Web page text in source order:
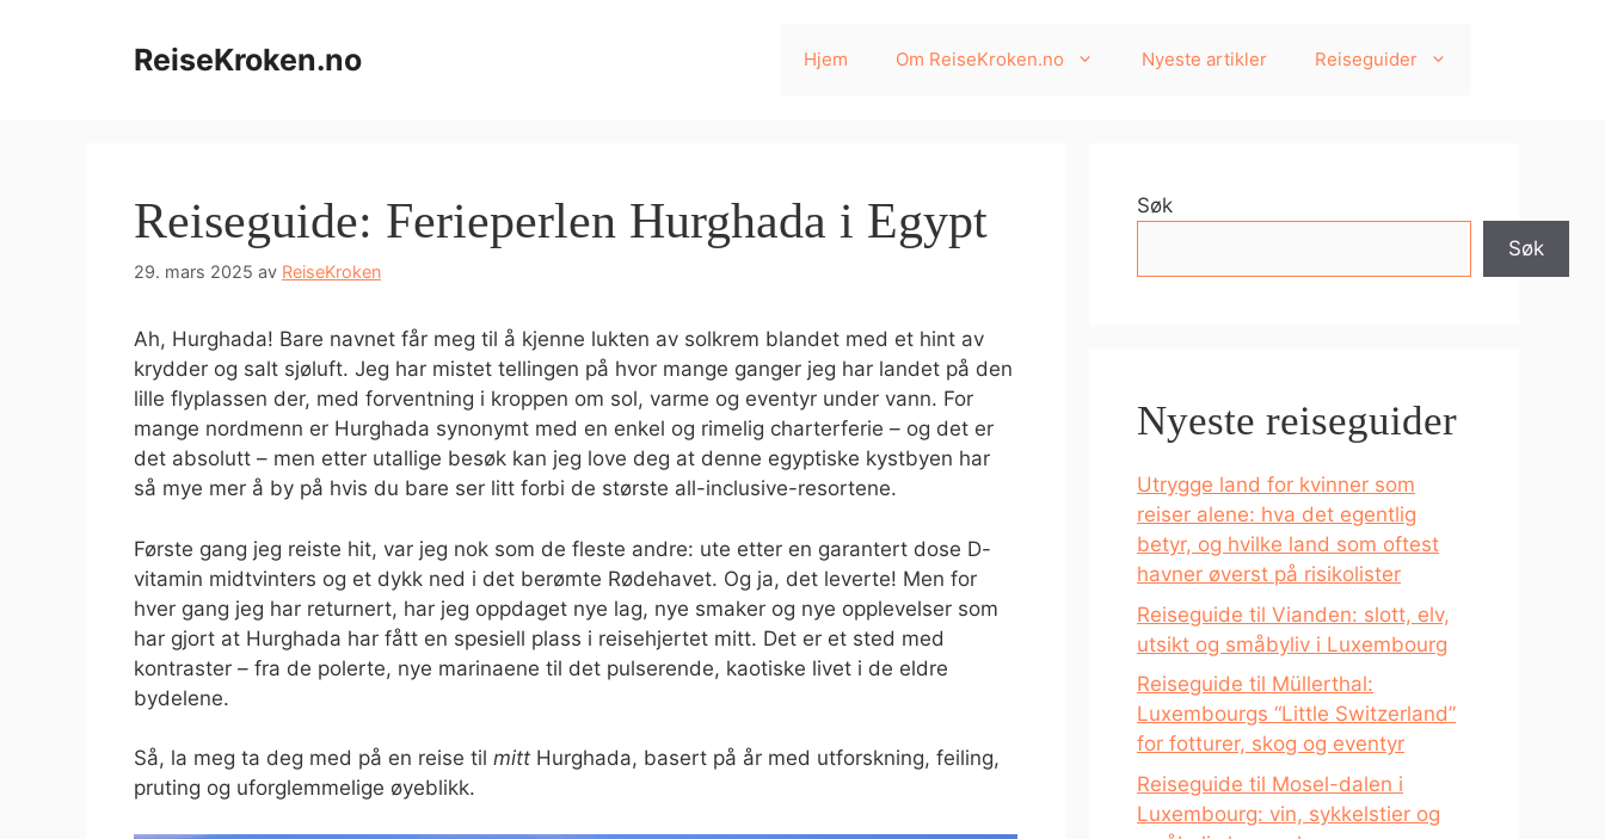
ReiseKroken.no Hjem Om ReiseKroken.no Nyeste artikler Reiseguider
Reiseguide: Ferieperlen Hurghada i Egypt
29. mars 2025 av ReiseKroken
Ah, Hurghada! Bare navnet får meg til å kjenne lukten av solkrem blandet med et hint av
krydder og salt sjøluft. Jeg har mistet tellingen på hvor mange ganger jeg har landet på den
lille flyplassen der, med forventning i kroppen om sol, varme og eventyr under vann. For
mange nordmenn er Hurghada synonymt med en enkel og rimelig charterferie – og det er
det absolutt – men etter utallige besøk kan jeg love deg at denne egyptiske kystbyen har
så mye mer å by på hvis du bare ser litt forbi de største all-inclusive-resortene.
Første gang jeg reiste hit, var jeg nok som de fleste andre: ute etter en garantert dose D-
vitamin midtvinters og et dykk ned i det berømte Rødehavet. Og ja, det leverte! Men for
hver gang jeg har returnert, har jeg oppdaget nye lag, nye smaker og nye opplevelser som
har gjort at Hurghada har fått en spesiell plass i reisehjertet mitt. Det er et sted med
kontraster – fra de polerte, nye marinaene til det pulserende, kaotiske livet i de eldre
bydelene.
Så, la meg ta deg med på en reise til mitt Hurghada, basert på år med utforskning, feiling,
pruting og uforglemmelige øyeblikk.
Søk
Søk
Nyeste reiseguider
Utrygge land for kvinner som
reiser alene: hva det egentlig
betyr, og hvilke land som oftest
havner øverst på risikolister
Reiseguide til Vianden: slott, elv,
utsikt og småbyliv i Luxembourg
Reiseguide til Müllerthal:
Luxembourgs “Little Switzerland”
for fotturer, skog og eventyr
Reiseguide til Mosel-dalen i
Luxembourg: vin, sykkelstier og